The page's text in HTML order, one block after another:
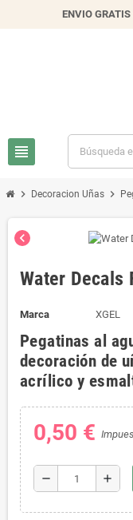
ENVIO GRATIS
view_headline
chevron_right Decoracion Uñas chevron_right
chevron_left
Water
Marca XGEL
Pegatinas al
decoración de
acrílico y
0,50 €
remove add